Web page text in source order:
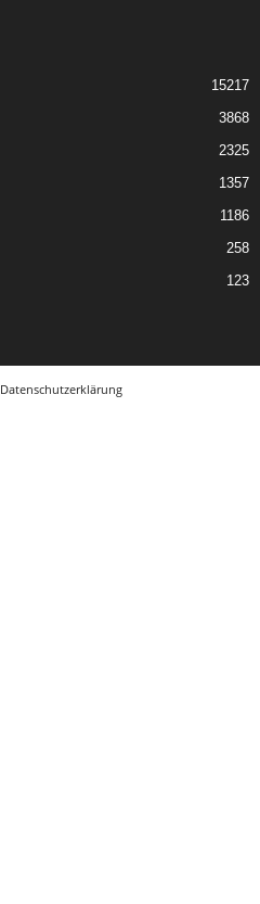
15217
3868
2325
1357
1186
258
123
Datenschutzerklärung